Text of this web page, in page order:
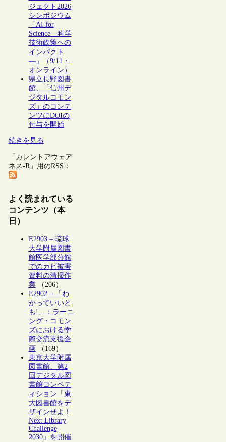
ジェクト2026
シンポジウム
「AI for
Science―科学
技術政策への
インパクト
―」（9/11・
オンライン）
県立長野図書
館、「信州デ
ジタルコモン
ズ」のコンテ
ンツにDOIの
付与を開始
続きを見る
「カレントアウェア
ネス-R」用のRSS：
よく読まれている
コンテンツ（本
日）
E2903 – 琉球
大学附属図書
館医学部分館
でのカビ被害
資料の清掃作
業（206）
E2902 – 「わ
かっていいと
も!」：ラーニ
ング・コモン
ズにおける学
際交流支援企
画 （169）
東京大学附属
図書館、第2
回デジタル図
書館コンペテ
ィション「東
大図書館をデ
ザインせよ！
Next Library
Challenge
2030」を開催